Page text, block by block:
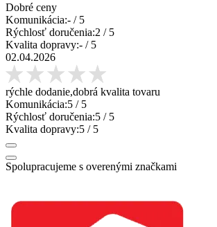
Dobré ceny
Komunikácia:- / 5
Rýchlosť doručenia:2 / 5
Kvalita dopravy:- / 5
02.04.2026
rýchle dodanie,dobrá kvalita tovaru
Komunikácia:5 / 5
Rýchlosť doručenia:5 / 5
Kvalita dopravy:5 / 5
Spolupracujeme s overenými značkami